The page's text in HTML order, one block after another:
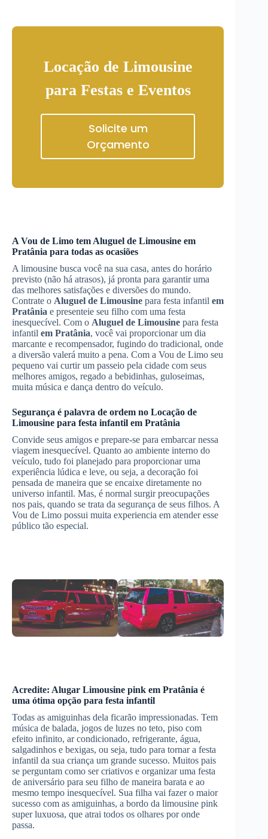
Locação de Limousine
para Festas e Eventos
Solicite um
Orçamento
A Vou de Limo tem Aluguel de Limousine em
Pratânia para todas as ocasiões
A limousine busca você na sua casa, antes do horário
previsto (não há atrasos), já pronta para garantir uma
das melhores satisfações e diversões do mundo.
Contrate o Aluguel de Limousine para festa infantil em
Pratânia e presenteie seu filho com uma festa
inesquecível. Com o Aluguel de Limousine para festa
infantil em Pratânia, você vai proporcionar um dia
marcante e recompensador, fugindo do tradicional, onde
a diversão valerá muito a pena. Com a Vou de Limo seu
pequeno vai curtir um passeio pela cidade com seus
melhores amigos, regado a bebidinhas, guloseimas,
muita música e dança dentro do veículo.
Segurança é palavra de ordem no Locação de
Limousine para festa infantil em Pratânia
Convide seus amigos e prepare-se para embarcar nessa
viagem inesquecível. Quanto ao ambiente interno do
veículo, tudo foi planejado para proporcionar uma
experiência lúdica e leve, ou seja, a decoração foi
pensada de maneira que se encaixe diretamente no
universo infantil. Mas, é normal surgir preocupações
nos pais, quando se trata da segurança de seus filhos. A
Vou de Limo possui muita experiencia em atender esse
público tão especial.
Acredite: Alugar Limousine pink em Pratânia é
uma ótima opção para festa infantil
Todas as amiguinhas dela ficarão impressionadas. Tem
música de balada, jogos de luzes no teto, piso com
efeito infinito, ar condicionado, refrigerante, água,
salgadinhos e bexigas, ou seja, tudo para tornar a festa
infantil da sua criança um grande sucesso. Muitos pais
se perguntam como ser criativos e organizar uma festa
de aniversário para seu filho de maneira barata e ao
mesmo tempo inesquecível. Sua filha vai fazer o maior
sucesso com as amiguinhas, a bordo da limousine pink
super luxuosa, que atrai todos os olhares por onde
passa.